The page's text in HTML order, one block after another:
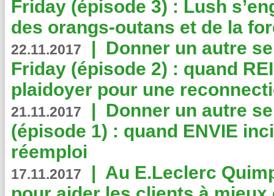
Friday (épisode 3) : Lush
des orangs-outans et de la
22.11.2017 | Donner un autre
Friday (épisode 2) : quand
plaidoyer pour une
21.11.2017 | Donner un autre
(épisode 1) : quand ENVIE
réemploi
17.11.2017 | Au E.Leclerc